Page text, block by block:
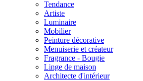
Tendance
Artiste
Luminaire
Mobilier
Peinture décorative
Menuiserie et créateur
Fragrance - Bougie
Linge de maison
Architecte d'intérieur